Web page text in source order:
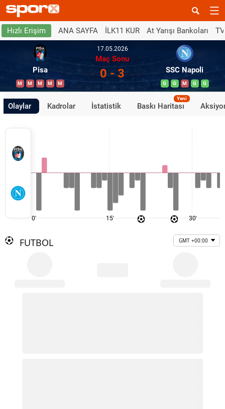
Hızlı Erişim ANA SAYFA İLK11 KUR At Yarışı Bankoları
Pisa
M M M M M
17.05.2026
Maç Sonu
0 - 3 SSC Napoli
G G M G G
Olaylar Kadrolar İstatistik Baskı Haritası
Yeni
0' 15' 30'
FUTBOL GMT +00:00